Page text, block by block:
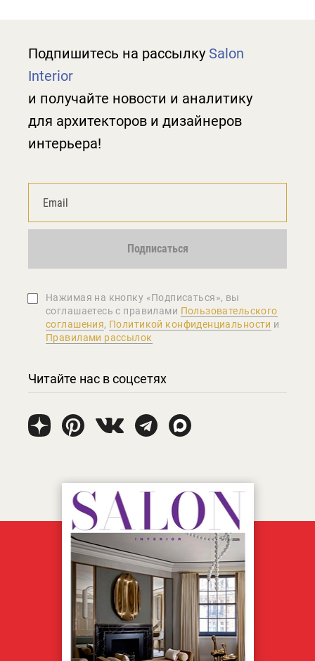
Подпишитесь на рассылку Salon
Interior
и получайте новости и аналитику
для архитекторов и дизайнеров
интерьера!
Подписаться
Нажимая на кнопку «Подписаться», вы
соглашаетеcь с правилами Пользовательского
соглашения, Политикой конфиденциальности и
Правилами рассылок
Читайте нас в соцсетях